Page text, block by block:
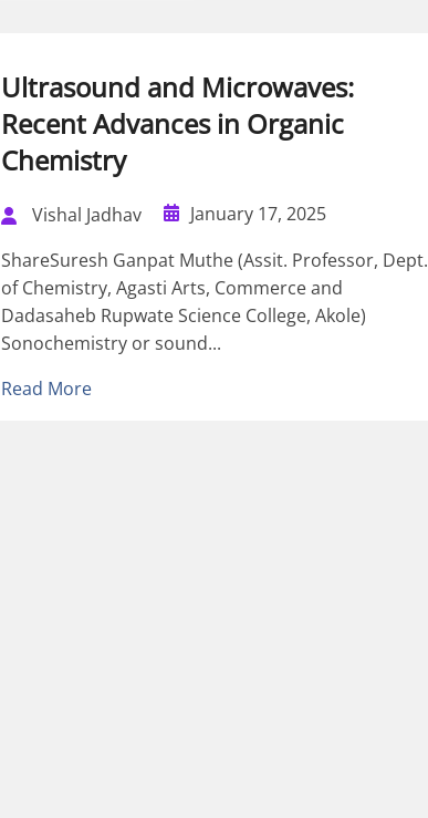
Ultrasound and Microwaves:
Recent Advances in Organic
Chemistry
Vishal Jadhav
January 17, 2025
ShareSuresh Ganpat Muthe (Assit. Professor, Dept.
of Chemistry, Agasti Arts, Commerce and
Dadasaheb Rupwate Science College, Akole)
Sonochemistry or sound...
Read More